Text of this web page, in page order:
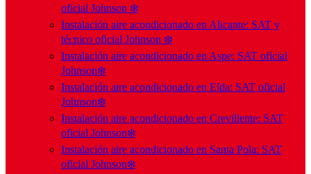
oficial Johnson ❄️
Instalación aire acondicionado en Alicante: SAT y
técnico oficial Johnson ❄️
Instalación aire acondicionado en Aspe: SAT oficial
Johnson❄️
Instalación aire acondicionado en Elda: SAT oficial
Johnson❄️
Instalación aire acondicionado en Crevillente: SAT
oficial Johnson❄️
Instalación aire acondicionado en Santa Pola: SAT
oficial Johnson❄️